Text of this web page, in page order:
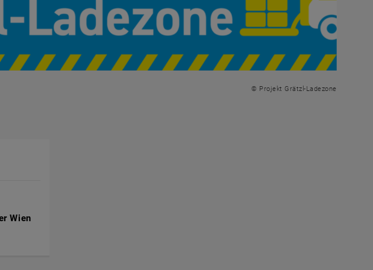
© Projekt Grätzl-Ladezone
Wien